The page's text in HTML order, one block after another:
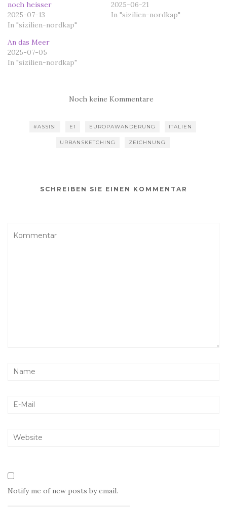
noch heisser
2025-07-13
In "sizilien-nordkap"
2025-06-21
In "sizilien-nordkap"
An das Meer
2025-07-05
In "sizilien-nordkap"
Noch keine Kommentare
#ASSISI E1 EUROPAWANDERUNG ITALIEN
URBANSKETCHING ZEICHNUNG
SCHREIBEN SIE EINEN KOMMENTAR
Notify me of new posts by email.